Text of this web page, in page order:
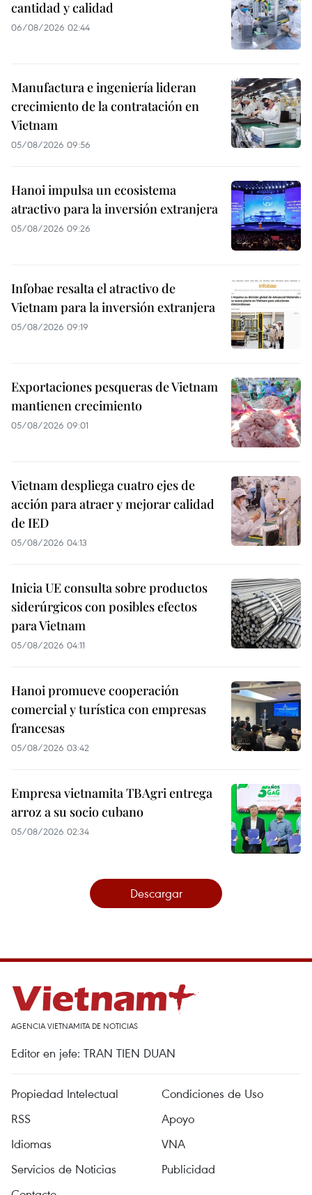
cantidad y calidad
06/08/2026 02:44
Manufactura e ingeniería lideran
crecimiento de la contratación en
Vietnam
05/08/2026 09:56
Hanoi impulsa un ecosistema
atractivo para la inversión extranjera
05/08/2026 09:26
Infobae resalta el atractivo de
Vietnam para la inversión extranjera
05/08/2026 09:19
Exportaciones pesqueras de Vietnam
mantienen crecimiento
05/08/2026 09:01
Vietnam despliega cuatro ejes de
acción para atraer y mejorar calidad
de IED
05/08/2026 04:13
Inicia UE consulta sobre productos
siderúrgicos con posibles efectos
para Vietnam
05/08/2026 04:11
Hanoi promueve cooperación
comercial y turística con empresas
francesas
05/08/2026 03:42
Empresa vietnamita TBAgri entrega
arroz a su socio cubano
05/08/2026 02:34
Descargar
AGENCIA VIETNAMITA DE NOTICIAS
Editor en jefe: TRAN TIEN DUAN
Propiedad Intelectual
Condiciones de Uso
RSS
Apoyo
Idiomas
VNA
Servicios de Noticias
Publicidad